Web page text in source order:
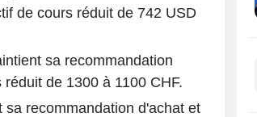
de cours réduit de 742 USD
sa recommandation
de 1300 à 1100 CHF.
recommandation d'achat et